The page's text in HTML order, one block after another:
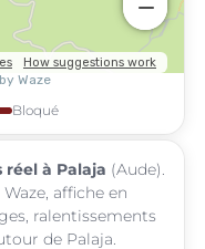
Bloqué
à Palaja (Aude).
affiche en
ralentissements
de Palaja.